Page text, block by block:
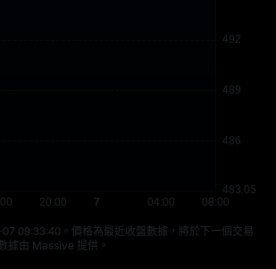
09:33:40⁩。價格為最近收盤數據，將於下一個交易
據由 Massive 提供。